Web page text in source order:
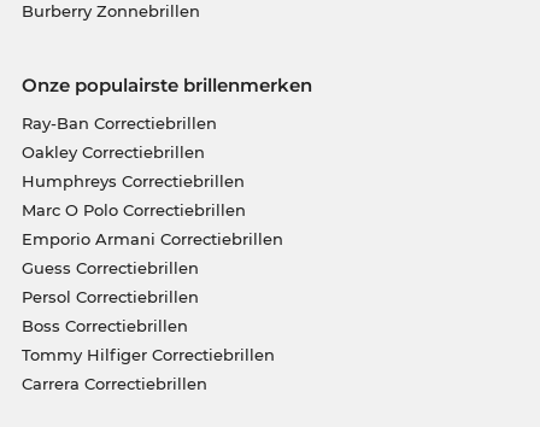
Burberry Zonnebrillen
Onze populairste brillenmerken
Ray-Ban Correctiebrillen
Oakley Correctiebrillen
Humphreys Correctiebrillen
Marc O Polo Correctiebrillen
Emporio Armani Correctiebrillen
Guess Correctiebrillen
Persol Correctiebrillen
Boss Correctiebrillen
Tommy Hilfiger Correctiebrillen
Carrera Correctiebrillen